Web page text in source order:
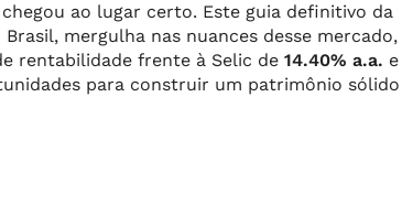
ao lugar certo. Este guia definitivo da
mergulha nas nuances desse mercado,
rentabilidade frente à Selic de 14.40% a.a. e
para construir um patrimônio sólido